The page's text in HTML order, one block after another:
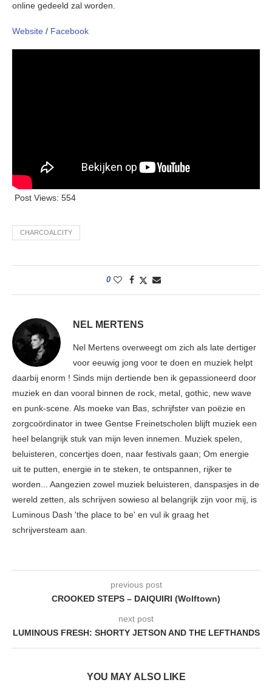
online gedeeld zal worden.
Website / Facebook
Post Views: 554
CHARCOALCITY
0
NEL MERTENS
Nel Mertens overweegt om zich als late dertiger
voor eeuwig jong voor te doen en muziek helpt
daarbij enorm ! Sinds mijn dertiende ben ik gepassioneerd door
muziek en dan vooral binnen de rock, metal, gothic, new wave
en punk-scene. Als moeke van Bas, schrijfster van poëzie en
zorgcoördinator in twee Gentse Freinetscholen blijft muziek een
heel belangrijk stuk van mijn leven innemen. Muziek spelen,
beluisteren, concertjes doen, naar festivals gaan; Om energie
uit te putten, energie in te steken, te ontspannen, rijker te
worden... Aangezien zowel muziek beluisteren, danspasjes in de
wereld zetten, als schrijven sowieso al belangrijk zijn voor mij, is
Luminous Dash 'the place to be' en vul ik graag het
schrijversteam aan.
previous post
CROOKED STEPS – DAIQUIRI (Wolftown)
next post
LUMINOUS FRESH: SHORTY JETSON AND THE LEFTHANDS
YOU MAY ALSO LIKE